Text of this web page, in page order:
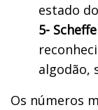
estado
5-
algodão,
Os números